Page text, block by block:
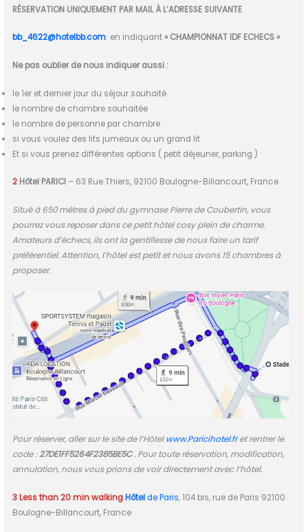
RÉSERVATION UNIQUEMENT PAR MAIL À L’ADRESSE SUIVANTE
bb_4622@hotelbb.com en indiquant« CHAMPIONNAT IDF ECHECS »
Ne pas oublier de nous indiquer aussi :
le 1er et dernier jour du séjour souhaité
le nombre de chambre souhaitée
le nombre de personne par chambre
si vous voulez des lits jumeaux ou un grand lit
Et si vous prenez différentes options ( petit déjeuner, parking )
2 Hôtel PARICI – 63 Rue Thiers, 92100 Boulogne-Billancourt, France
Situé à 650 mètres à pied du gymnase Pierre de Coubertin, vous
pourrez vous reposer dans ce petit hôtel cosy plein de charme.
Amateurs d’échecs, ils ont la gentillesse de nous faire un tarif
préférentiel. Attention, l’hôtel est petit et nous avons 15 chambres à
proposer.
Pour réserver, aller sur le site de l’Hôtelwww.Paricihotel.fret rentrer le
code :27DE1FF5264F2385BE5C. Pour toute réservation, modification,
annulation, nous vous prions de voir directement avec l’hôtel.
3 Less than 20 min walkingHôtelde Paris, 104 bis, rue de Paris 92100
Boulogne-Billancourt, France